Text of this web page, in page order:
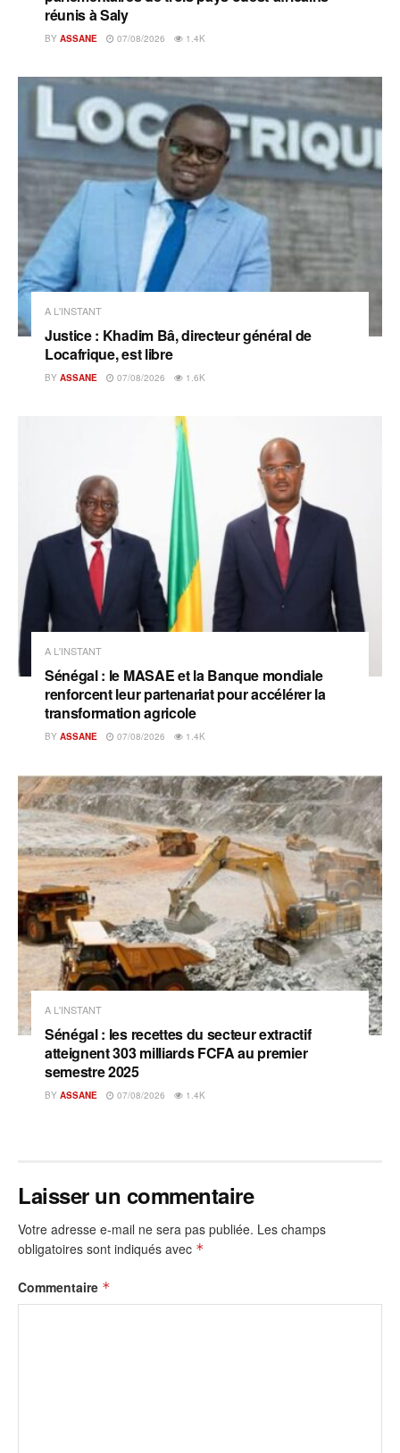
réunis à Saly
BY ASSANE 07/08/2026 1.4K
A L'INSTANT
Justice : Khadim Bâ, directeur général de
Locafrique, est libre
BY ASSANE 07/08/2026 1.6K
A L'INSTANT
Sénégal : le MASAE et la Banque mondiale
renforcent leur partenariat pour accélérer la
transformation agricole
BY ASSANE 07/08/2026 1.4K
A L'INSTANT
Sénégal : les recettes du secteur extractif
atteignent 303 milliards FCFA au premier
semestre 2025
BY ASSANE 07/08/2026 1.4K
Laisser un commentaire
Votre adresse e-mail ne sera pas publiée. Les champs
obligatoires sont indiqués avec *
Commentaire *